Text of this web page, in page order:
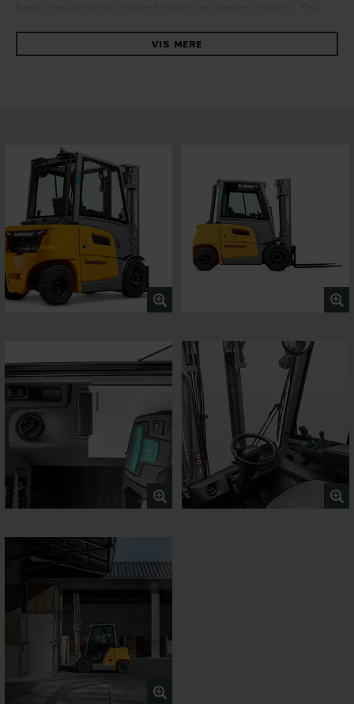
manoeuvring at the highest level of energy efficiency. This is
ensured by the hydrostatic drive concept, which combines
interface allow flexible adaptation to a wide range of
operating requirements, while the panoramic roof ensures
the best all-round visibility. This guarantees safe and
precise work in every situation.
VIS MERE